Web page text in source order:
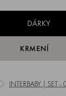
DÁRKY
KRMENÍ
INTERBABY | SET